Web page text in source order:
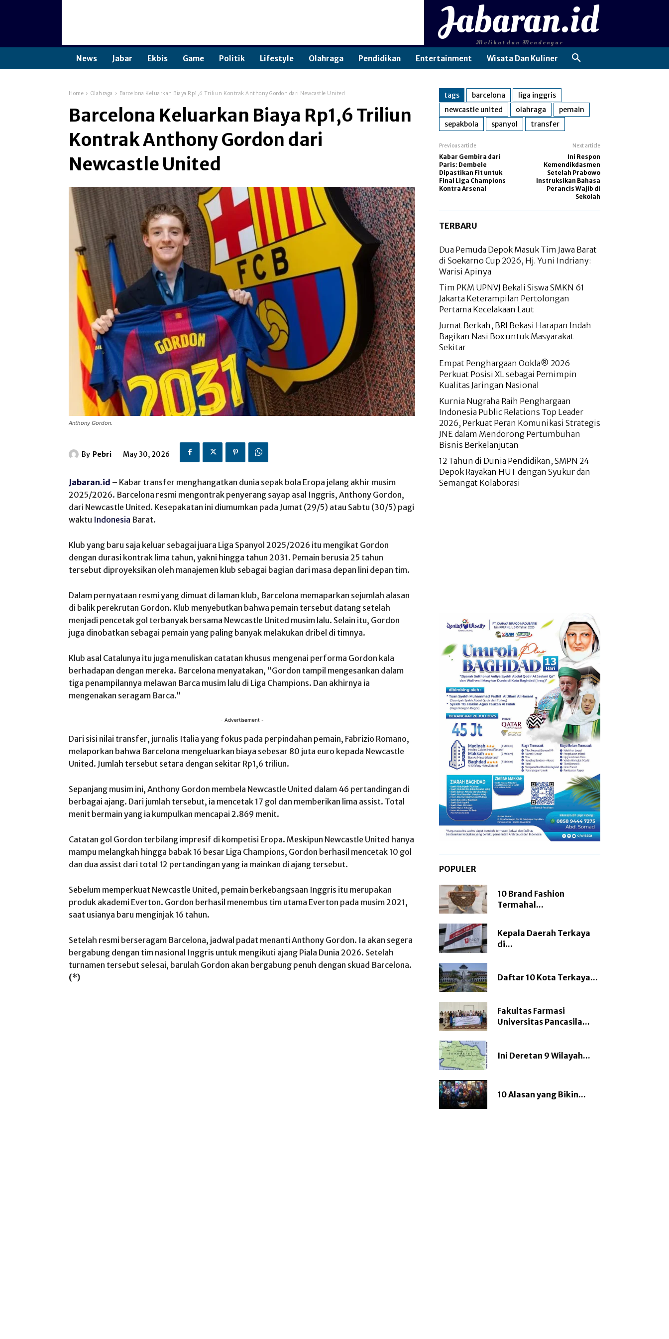
Jabaran.id
Melihat dan Mendengar
News Jabar Ekbis Game Politik Lifestyle Olahraga Pendidikan Entertainment Wisata Dan Kuliner
Home Olahraga Barcelona Keluarkan Biaya Rp1,6 Triliun Kontrak Anthony Gordon dari Newcastle United
Barcelona Keluarkan Biaya Rp1,6 Triliun
Kontrak Anthony Gordon dari
Newcastle United
Anthony Gordon.
By Pebri May 30, 2026
Jabaran.id – Kabar transfer menghangatkan dunia sepak bola Eropa jelang akhir musim
2025/2026. Barcelona resmi mengontrak penyerang sayap asal Inggris, Anthony Gordon,
dari Newcastle United. Kesepakatan ini diumumkan pada Jumat (29/5) atau Sabtu (30/5) pagi
waktu Indonesia Barat.
Klub yang baru saja keluar sebagai juara Liga Spanyol 2025/2026 itu mengikat Gordon
dengan durasi kontrak lima tahun, yakni hingga tahun 2031. Pemain berusia 25 tahun
tersebut diproyeksikan oleh manajemen klub sebagai bagian dari masa depan lini depan tim.
Dalam pernyataan resmi yang dimuat di laman klub, Barcelona memaparkan sejumlah alasan
di balik perekrutan Gordon. Klub menyebutkan bahwa pemain tersebut datang setelah
menjadi pencetak gol terbanyak bersama Newcastle United musim lalu. Selain itu, Gordon
juga dinobatkan sebagai pemain yang paling banyak melakukan dribel di timnya.
Klub asal Catalunya itu juga menuliskan catatan khusus mengenai performa Gordon kala
berhadapan dengan mereka. Barcelona menyatakan, “Gordon tampil mengesankan dalam
tiga penampilannya melawan Barca musim lalu di Liga Champions. Dan akhirnya ia
mengenakan seragam Barca.”
- Advertisement -
Dari sisi nilai transfer, jurnalis Italia yang fokus pada perpindahan pemain, Fabrizio Romano,
melaporkan bahwa Barcelona mengeluarkan biaya sebesar 80 juta euro kepada Newcastle
United. Jumlah tersebut setara dengan sekitar Rp1,6 triliun.
Sepanjang musim ini, Anthony Gordon membela Newcastle United dalam 46 pertandingan di
berbagai ajang. Dari jumlah tersebut, ia mencetak 17 gol dan memberikan lima assist. Total
menit bermain yang ia kumpulkan mencapai 2.869 menit.
Catatan gol Gordon terbilang impresif di kompetisi Eropa. Meskipun Newcastle United hanya
mampu melangkah hingga babak 16 besar Liga Champions, Gordon berhasil mencetak 10 gol
dan dua assist dari total 12 pertandingan yang ia mainkan di ajang tersebut.
Sebelum memperkuat Newcastle United, pemain berkebangsaan Inggris itu merupakan
produk akademi Everton. Gordon berhasil menembus tim utama Everton pada musim 2021,
saat usianya baru menginjak 16 tahun.
Setelah resmi berseragam Barcelona, jadwal padat menanti Anthony Gordon. Ia akan segera
bergabung dengan tim nasional Inggris untuk mengikuti ajang Piala Dunia 2026. Setelah
turnamen tersebut selesai, barulah Gordon akan bergabung penuh dengan skuad Barcelona.
(*)
tags barcelona
liga inggris
newcastle united
olahraga
pemain
sepakbola
spanyol transfer
Previous article
Kabar Gembira dari
Paris: Dembele
Dipastikan Fit untuk
Final Liga Champions
Kontra Arsenal
Next article
Ini Respon
Kemendikdasmen
Setelah Prabowo
Instruksikan Bahasa
Perancis Wajib di
Sekolah
TERBARU
Dua Pemuda Depok Masuk Tim Jawa Barat
di Soekarno Cup 2026, Hj. Yuni Indriany:
Warisi Apinya
Tim PKM UPNVJ Bekali Siswa SMKN 61
Jakarta Keterampilan Pertolongan
Pertama Kecelakaan Laut
Jumat Berkah, BRI Bekasi Harapan Indah
Bagikan Nasi Box untuk Masyarakat
Sekitar
Empat Penghargaan Ookla® 2026
Perkuat Posisi XL sebagai Pemimpin
Kualitas Jaringan Nasional
Kurnia Nugraha Raih Penghargaan
Indonesia Public Relations Top Leader
2026, Perkuat Peran Komunikasi Strategis
JNE dalam Mendorong Pertumbuhan
Bisnis Berkelanjutan
12 Tahun di Dunia Pendidikan, SMPN 24
Depok Rayakan HUT dengan Syukur dan
Semangat Kolaborasi
POPULER
10 Brand Fashion
Termahal...
Kepala Daerah Terkaya
di...
Daftar 10 Kota Terkaya...
Fakultas Farmasi
Universitas Pancasila...
Ini Deretan 9 Wilayah...
10 Alasan yang Bikin...